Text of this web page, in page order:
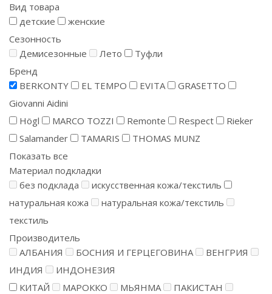
Вид товара
детские
женские
Сезонность
Демисезонные
Лето
Туфли
Бренд
BERKONTY
EL TEMPO EVITA
GRASETTO
Giovanni Aidini
Högl
MARCO TOZZI Remonte Respect
Rieker
Salamander
TAMARIS
THOMAS MUNZ
Показать все
Материал подкладки
без подклада
искусственная кожа/текстиль
натуральная кожа
натуральная кожа/текстиль
текстиль
Производитель
АЛБАНИЯ
БОСНИЯ И ГЕРЦЕГОВИНА
ВЕНГРИЯ
ИНДИЯ
ИНДОНЕЗИЯ
КИТАЙ
МАРОККО МЬЯНМА
ПАКИСТАН